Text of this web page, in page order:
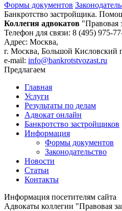
Формы документов
Банкротство застройщика.
Коллегия адвокатов "Правовая
Телефон для связи: 8 (495) 975-
Адрес: Москва,
г. Москва, Большой Кисловский
e-mail: info@bankrotstvozast.ru
Предлагаем
Главная
Услуги
Результаты по делам
Адвокат онлайн
Банкротство застройщиков
Информация
Формы документов
Законодательство
Новости
Статьи
Контакты
Информация посетителям сайта
Адвокаты коллегии "Правовая